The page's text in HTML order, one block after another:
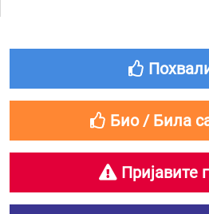
Био / Била
Пријавите